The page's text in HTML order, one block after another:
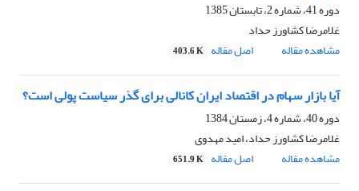
دوره 41، شماره 2، تابستان 1385
غلامرضا کشاورز حداد
مشاهده مقاله
اصل مقاله 403.6 K
آیا بازار سهام در اقتصاد ایران کانالی برای گذر سیاست پولی است؟
دوره 40، شماره 4، زمستان 1384
غلامرضا کشاورز حداد، امید مهدوی
مشاهده مقاله
اصل مقاله 651.9 K